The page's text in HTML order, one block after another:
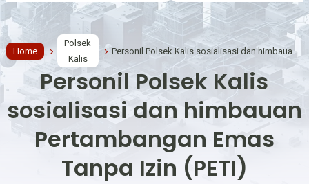
Home
Polsek
Kalis
Personil Polsek Kalis sosialisasi dan himbauan Pertambangan Emas Tanpa Izin (PETI)
Personil Polsek Kalis
sosialisasi dan himbauan
Pertambangan Emas
Tanpa Izin (PETI)